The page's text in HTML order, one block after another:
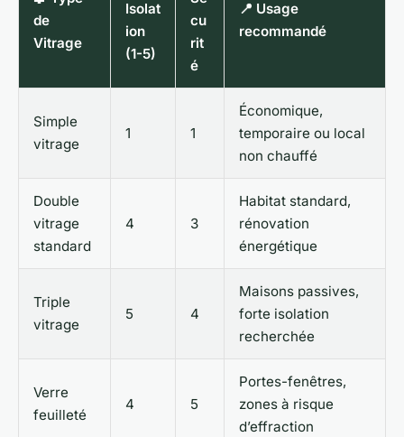
de
Vitrage
Isolat
ion
(1-5)
cu
rit
é
📍 Usage
recommandé
Simple
vitrage
1 1
Économique,
temporaire ou local
non chauffé
Double
vitrage
standard
4 3
Habitat standard,
rénovation
énergétique
Triple
vitrage
5 4
Maisons passives,
forte isolation
recherchée
Verre
feuilleté
4 5
Portes-fenêtres,
zones à risque
d’effraction